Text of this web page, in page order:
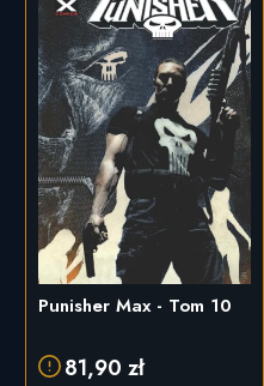
Punisher Max - Tom 10
81,90 zł